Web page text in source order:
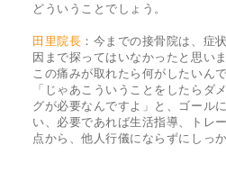
どういうことでしょう。
田里院長 ：今までの接骨院は、症
因まで探ってはいなかったと思い
この痛みが取れたら何がしたいん
「じゃあこういうことをしたらダ
グが必要なんですよ」と、ゴール
い、必要であれば生活指導、トレ
点から、他人行儀にならずにしっ